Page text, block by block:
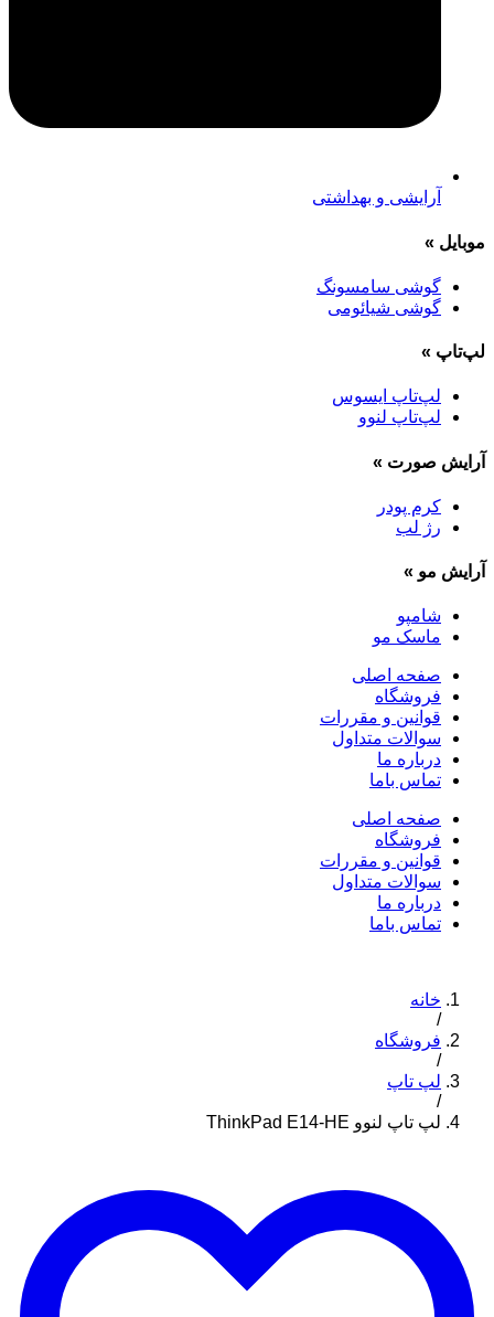
آرایشی و بهداشتی
موبایل »
گوشی سامسونگ
گوشی شیائومی
لپ‌تاپ »
لپ‌تاپ ایسوس
لپ‌تاپ لنوو
آرایش صورت »
کرم پودر
رژ لب
آرایش مو »
شامپو
ماسک مو
صفحه اصلی
فروشگاه
قوانین و مقررات
سوالات متداول
درباره ما
تماس باما
صفحه اصلی
فروشگاه
قوانین و مقررات
سوالات متداول
درباره ما
تماس باما
خانه
/
فروشگاه
/
لپ تاپ
/
لپ تاپ لنوو ThinkPad E14-HE